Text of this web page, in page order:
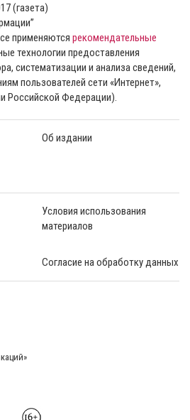
(газета)
применяются рекомендательные
технологии предоставления
систематизации и анализа сведений,
пользователей сети «Интернет»,
Российской Федерации).
Об издании
Условия использования
материалов
Согласие на обработку данных